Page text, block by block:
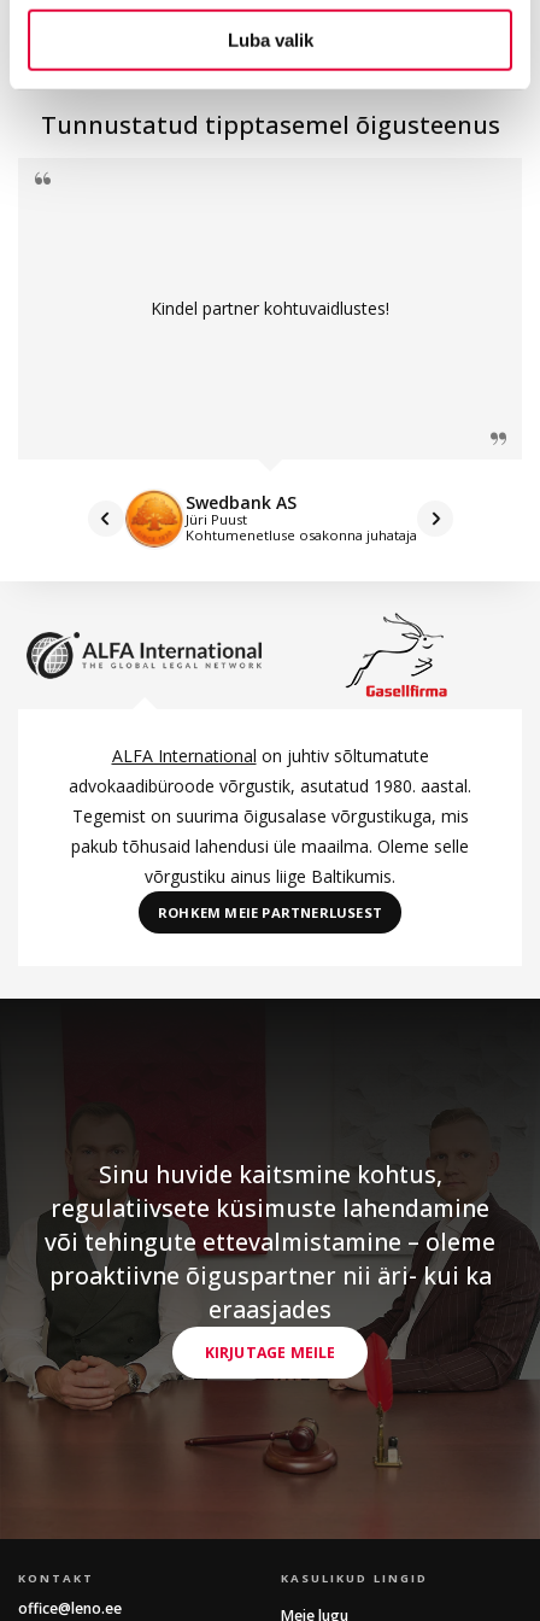
Luba valik
aastat
avalikku
soovitust
tegelikku
Tunnustatud tipptasemel õigusteenus
Kindel partner kohtuvaidlustes!
Swedbank AS
Jüri Puust
Kohtumenetluse osakonna juhataja
ALFA International on juhtiv sõltumatute
advokaadibüroode võrgustik, asutatud 1980. aastal.
Tegemist on suurima õigusalase võrgustikuga, mis
pakub tõhusaid lahendusi üle maailma. Oleme selle
võrgustiku ainus liige Baltikumis.
ROHKEM MEIE PARTNERLUSEST
Sinu huvide kaitsmine kohtus,
regulatiivsete küsimuste lahendamine
või tehingute ettevalmistamine – oleme
proaktiivne õiguspartner nii äri- kui ka
eraasjades
KIRJUTAGE MEILE
KONTAKT
office@leno.ee
KASULIKUD LINGID
Meie lugu